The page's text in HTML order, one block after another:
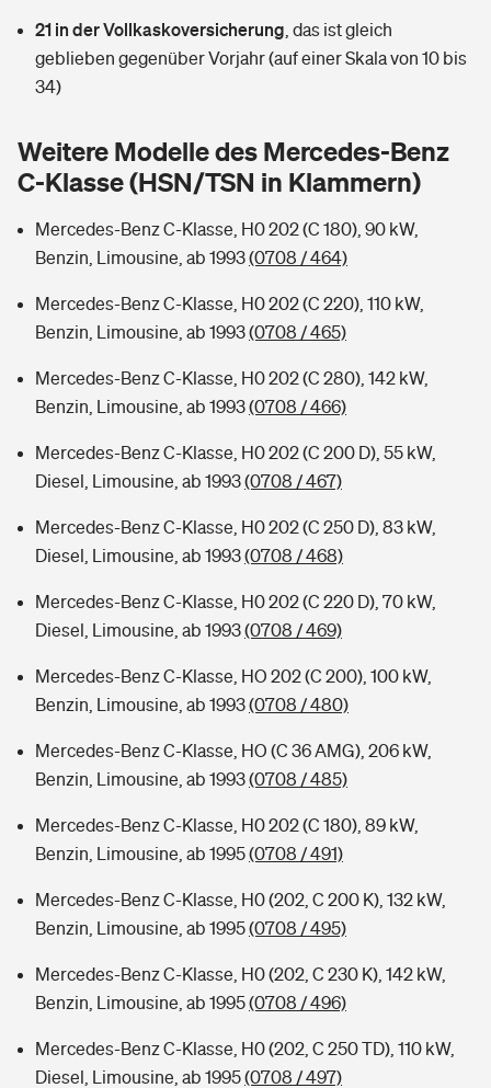
Tools
Wer versichert was: Jetzt Versicherer finden
Sie haben Fragen?
Handyversicherung
Musikinstrumentenversicherung
Zur Übersicht
Tools
Kinderunfall-Check: Mehr Sicherheit für deine Kids
Sie haben Fragen?
Sie haben Fragen?
21 in der Vollkaskoversicherung das ist gleich
geblieben gegenüber Vorjahr (auf einer Skala von 10 bis
34)
Weitere Modelle des Mercedes-Benz
C-Klasse (HSN/TSN in Klammern)
Mercedes-Benz C-Klasse, H0 202 (C 180), 90 kW,
Benzin, Limousine, ab 1993(0708 / 464)
Mercedes-Benz C-Klasse, H0 202 (C 220), 110 kW,
Benzin, Limousine, ab 1993(0708 / 465)
Mercedes-Benz C-Klasse, H0 202 (C 280), 142 kW,
Benzin, Limousine, ab 1993(0708 / 466)
Mercedes-Benz C-Klasse, H0 202 (C 200 D), 55 kW,
Diesel, Limousine, ab 1993(0708 / 467)
Mercedes-Benz C-Klasse, H0 202 (C 250 D), 83 kW,
Diesel, Limousine, ab 1993(0708 / 468)
Mercedes-Benz C-Klasse, H0 202 (C 220 D), 70 kW,
Diesel, Limousine, ab 1993(0708 / 469)
Mercedes-Benz C-Klasse, HO 202 (C 200), 100 kW,
Benzin, Limousine, ab 1993(0708 / 480)
Mercedes-Benz C-Klasse, HO (C 36 AMG), 206 kW,
Benzin, Limousine, ab 1993(0708 / 485)
Mercedes-Benz C-Klasse, H0 202 (C 180), 89 kW,
Benzin, Limousine, ab 1995(0708 / 491)
Mercedes-Benz C-Klasse, H0 (202, C 200 K), 132 kW,
Benzin, Limousine, ab 1995(0708 / 495)
Mercedes-Benz C-Klasse, H0 (202, C 230 K), 142 kW,
Benzin, Limousine, ab 1995(0708 / 496)
Mercedes-Benz C-Klasse, H0 (202, C 250 TD), 110 kW,
Diesel, Limousine, ab 1995(0708 / 497)